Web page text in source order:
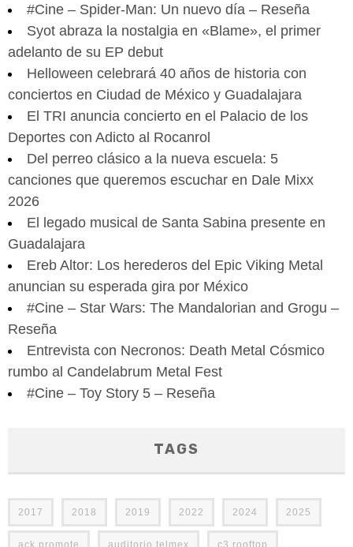
#Cine – Spider-Man: Un nuevo día – Reseña
Syot abraza la nostalgia en «Blame», el primer
adelanto de su EP debut
Helloween celebrará 40 años de historia con
conciertos en Ciudad de México y Guadalajara
El TRI anuncia concierto en el Palacio de los
Deportes con Adicto al Rocanrol
Del perreo clásico a la nueva escuela: 5
canciones que queremos escuchar en Dale Mixx
2026
El legado musical de Santa Sabina presente en
Guadalajara
Ereb Altor: Los herederos del Epic Viking Metal
anuncian su esperada gira por México
#Cine – Star Wars: The Mandalorian and Grogu –
Reseña
Entrevista con Necronos: Death Metal Cósmico
rumbo al Candelabrum Metal Fest
#Cine – Toy Story 5 – Reseña
TAGS
2017 2018 2019 2022 2024 2025
ack promote auditorio telmex c3 rooftop